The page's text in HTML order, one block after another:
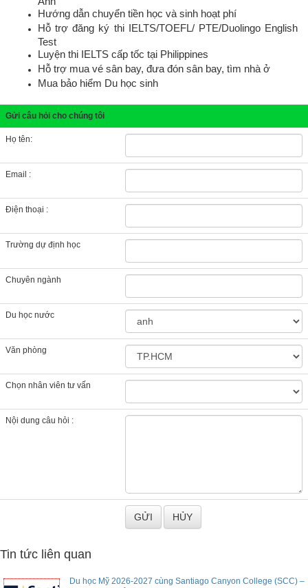
Hướng dẫn chuyển tiền học và sinh hoạt phí
Hỗ trợ đăng ký thi IELTS/TOEFL/ PTE/Duolingo English
Test
Luyện thi IELTS cấp tốc tại Philippines
Hỗ trợ mua vé sân bay, đưa đón sân bay, tìm nhà ở
Mua bảo hiểm Du học sinh
Gửi câu hỏi cho chúng tôi
Họ tên:
Email :
Điện thoại :
Trường dự định học
Chuyên ngành
Du học nước
Văn phòng
Chọn nhân viên tư vấn
Nội dung câu hỏi :
Tin tức liên quan
Du học Mỹ 2026-2027 cùng Santiago Canyon College (SCC) –